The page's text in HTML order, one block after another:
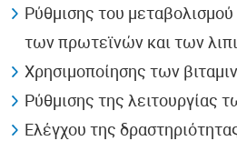
Ρύθμισης του
των πρωτεϊνών και των
Χρησιμοποίησης των
Ρύθμισης της λειτουργίας
Ελέγχου της